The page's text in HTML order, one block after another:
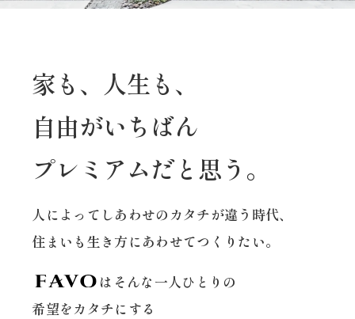
家も、人生も、
自由がいちばん
プレミアムだと思う。
人によってしあわせのカタチが違う時代、
住まいも生き方にあわせてつくりたい。
はそんな一人ひとりの
希望をカタチにする